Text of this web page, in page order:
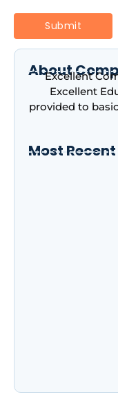
About
Excellent
Excellent
provided to
Most